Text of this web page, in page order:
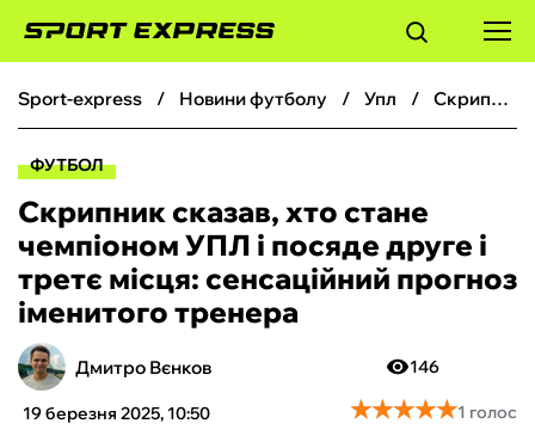
ФУТБОЛ
БОКС
ХОКЕЙ
ТЕНІС
sport-express новини футболу упл Скрипник сказав, хто стане чемпіоном УПЛ і посяде друге і третє місця: сенсаційний прогноз іменитого тренера
ФУТБОЛ
Скрипник сказав, хто стане
чемпіоном УПЛ і посяде друге і
третє місця: сенсаційний прогноз
іменитого тренера
Дмитро Вєнков
19 березня 2025, 10:50
146
★★★★★
★★★★★1 голос